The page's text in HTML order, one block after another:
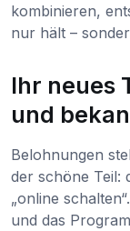
kombinieren,
nur hält –
Ihr neues
und
Belohnungen
der schöne Teil:
„online
und das